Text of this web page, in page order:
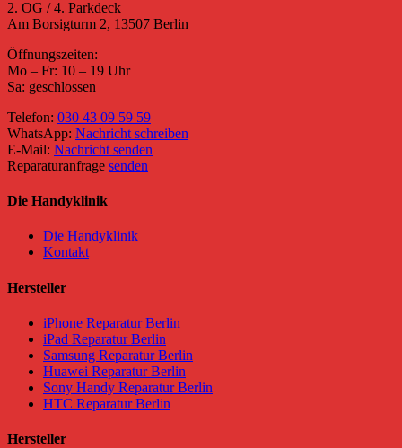
2. OG / 4. Parkdeck
Am Borsigturm 2, 13507 Berlin
Öffnungszeiten:
Mo – Fr: 10 – 19 Uhr
Sa: geschlossen
Telefon: 030 43 09 59 59
WhatsApp: Nachricht schreiben
E-Mail: Nachricht senden
Reparaturanfrage senden
Die Handyklinik
Die Handyklinik
Kontakt
Hersteller
iPhone Reparatur Berlin
iPad Reparatur Berlin
Samsung Reparatur Berlin
Huawei Reparatur Berlin
Sony Handy Reparatur Berlin
HTC Reparatur Berlin
Hersteller